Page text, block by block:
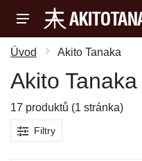
Úvod Akito Tanaka
Akito Tanaka
17 produktů (1 stránka)
Filtry